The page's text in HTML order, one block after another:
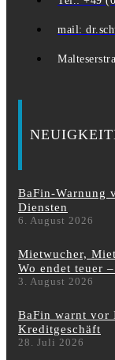
mail:
BaFin-Warnung
Diensten
6. August 2026
Mietwucher,
Wo endet teuer
3. August 2026
BaFin warnt vor
Kreditgeschäft
28. Juli 2026